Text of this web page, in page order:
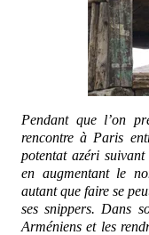
Pendant que l’on
rencontre à Paris
potentat azéri
en augmentant le
autant que faire se
ses snippers. Dans
Arméniens et les